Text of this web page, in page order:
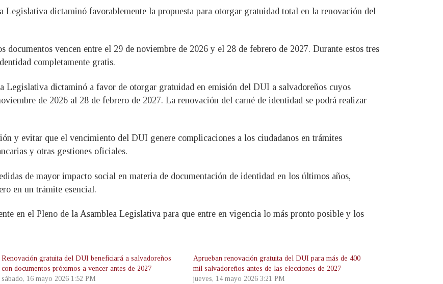
Legislativa dictaminó favorablemente la propuesta para otorgar gratuidad total en la renovación del
documentos vencen entre el 29 de noviembre de 2026 y el 28 de febrero de 2027. Durante estos tres
completamente gratis.
Legislativa dictaminó a favor de otorgar gratuidad en emisión del DUI a salvadoreños cuyos
de 2026 al 28 de febrero de 2027. La renovación del carné de identidad se podrá realizar
y evitar que el vencimiento del DUI genere complicaciones a los ciudadanos en trámites
y otras gestiones oficiales.
de mayor impacto social en materia de documentación de identidad en los últimos años,
en un trámite esencial.
en el Pleno de la Asamblea Legislativa para que entre en vigencia lo más pronto posible y los
Renovación gratuita del DUI beneficiará a salvadoreños
con documentos próximos a vencer antes de 2027
sábado, 16 mayo 2026 1:52 PM
Aprueban renovación gratuita del DUI para más de 400
mil salvadoreños antes de las elecciones de 2027
jueves, 14 mayo 2026 3:21 PM